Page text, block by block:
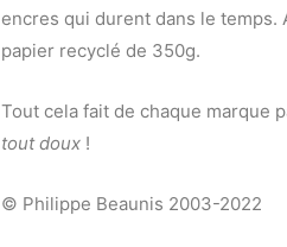
encres qui durent dans le
papier recyclé de 350g.
Tout cela fait de chaque marque
tout doux !
© Philippe Beaunis 2003-2022